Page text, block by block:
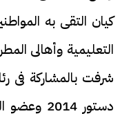
كيان التقى به
التعليمية وأهالى
شرفت بالمشاركة فى
دستور